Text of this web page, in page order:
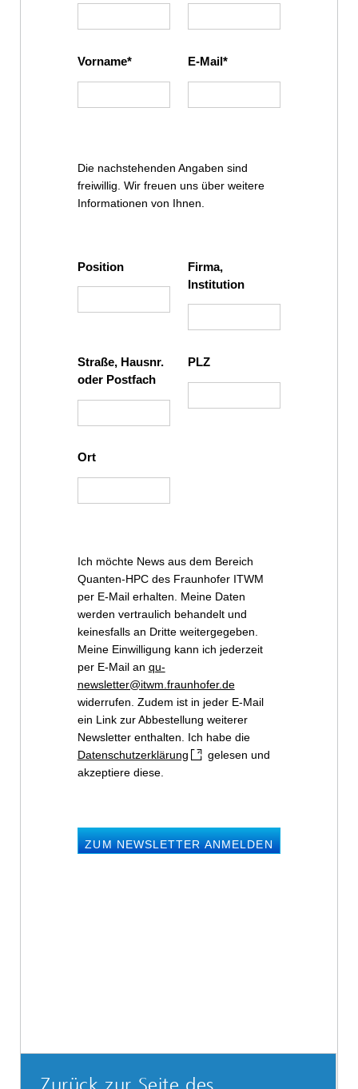
Vorname E-Mail
Die nachstehenden Angaben sind
freiwillig. Wir freuen uns über weitere
Informationen von Ihnen.
Position
Firma,
Institution
Straße, Hausnr.
oder Postfach
PLZ
Ort
Ich möchte News aus dem Bereich
Quanten-HPC des Fraunhofer ITWM
per E-Mail erhalten. Meine Daten
werden vertraulich behandelt und
keinesfalls an Dritte weitergegeben.
Meine Einwilligung kann ich jederzeit
per E-Mail an qu-
newsletter@itwm.fraunhofer.de
widerrufen. Zudem ist in jeder E-Mail
ein Link zur Abbestellung weiterer
Newsletter enthalten. Ich habe die
Datenschutzerklärung
gelesen und
akzeptiere diese.
ZUM NEWSLETTER ANMELDEN